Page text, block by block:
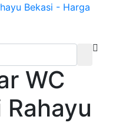
WC